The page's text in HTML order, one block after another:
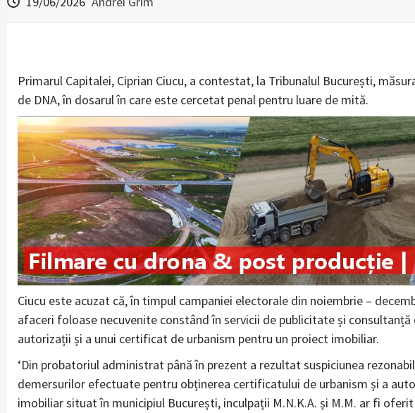
Primarul Capitalei, Ciprian Ciucu, a contestat, la Tribunalul București,
de DNA, în dosarul în care este cercetat penal pentru luare de mită.
Ciucu este acuzat că, în timpul campaniei electorale din noiembrie –
afaceri foloase necuvenite constând în servicii de publicitate și
autorizații și a unui certificat de urbanism pentru un proiect imobiliar.
‘Din probatoriul administrat până în prezent a rezultat suspiciunea
demersurilor efectuate pentru obținerea certificatului de urbanism și a
imobiliar situat în municipiul București, inculpații M.N.K.A. și M.M. ar fi